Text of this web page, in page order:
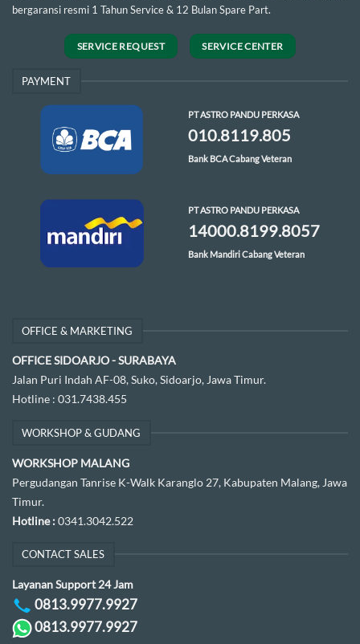
bergaransi resmi 1 Tahun Service & 12 Bulan Spare Part.
SERVICE REQUEST SERVICE CENTER
PAYMENT
PT ASTRO PANDU PERKASA
010.8119.805
Bank BCA Cabang Veteran
PT ASTRO PANDU PERKASA
14000.8199.8057
Bank Mandiri Cabang Veteran
OFFICE & MARKETING
OFFICE SIDOARJO - SURABAYA
Jalan Puri Indah AF-08, Suko, Sidoarjo, Jawa Timur.
Hotline : 031.7438.455
WORKSHOP & GUDANG
WORKSHOP MALANG
Pergudangan Tanrise K-Walk Karanglo 27, Kabupaten Malang, Jawa
Timur.
Hotline :0341.3042.522
CONTACT SALES
Layanan Support 24 Jam
0813.9977.9927
0813.9977.9927